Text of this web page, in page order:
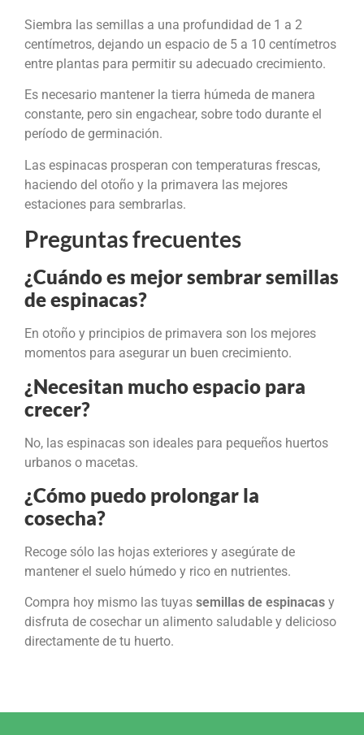
Siembra las semillas a una profundidad de 1 a 2
centímetros, dejando un espacio de 5 a 10 centímetros
entre plantas para permitir su adecuado crecimiento.
Es necesario mantener la tierra húmeda de manera
constante, pero sin engachear, sobre todo durante el
período de germinación.
Las espinacas prosperan con temperaturas frescas,
haciendo del otoño y la primavera las mejores
estaciones para sembrarlas.
Preguntas frecuentes
¿Cuándo es mejor sembrar semillas
de espinacas?
En otoño y principios de primavera son los mejores
momentos para asegurar un buen crecimiento.
¿Necesitan mucho espacio para
crecer?
No, las espinacas son ideales para pequeños huertos
urbanos o macetas.
¿Cómo puedo prolongar la
cosecha?
Recoge sólo las hojas exteriores y asegúrate de
mantener el suelo húmedo y rico en nutrientes.
Compra hoy mismo las tuyas semillas de espinacas y
disfruta de cosechar un alimento saludable y delicioso
directamente de tu huerto.